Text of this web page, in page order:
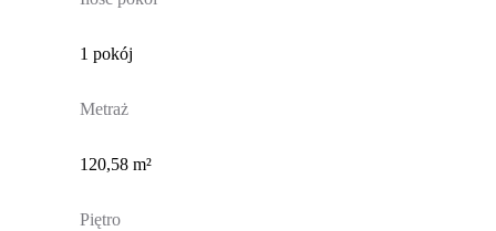
1 pokój
Metraż
120,58 m²
Piętro